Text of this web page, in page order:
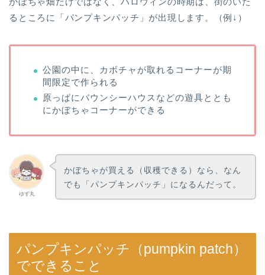
るところに「パンプキンパッチ」が出現します。（例↓）
公園の中に、カボチャが取れるコーナーが期
間限定で作られる
原っぱにバウンシーハウスなどの遊具ととも
にかぼちゃコーナーができる
ゆず丸
かぼちゃが買える（収穫できる）なら、なん
でも「パンプキンパッチ」になるんだって。
パンプキンパッチ（pumpkin patch）
でできること